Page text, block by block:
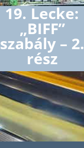
19. Lecke:
„BIFF”
szabály – 2.
rész